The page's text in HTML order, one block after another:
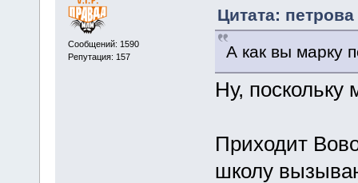
Сообщений: 1590
Репутация: 157
Цитата:
А как вы марку
Ну,
Приходит
школу